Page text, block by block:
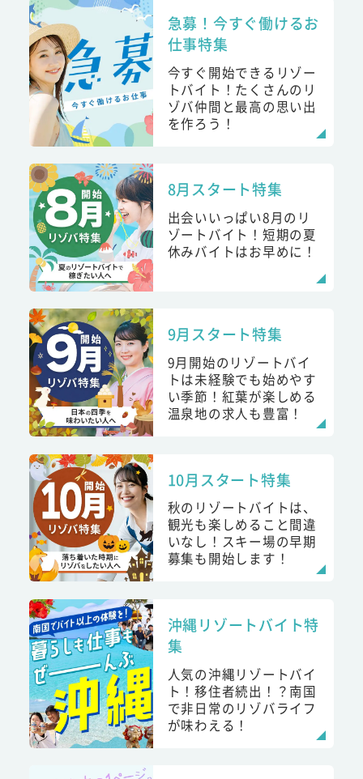
急募！今すぐ働けるお
仕事特集
今すぐ開始できるリゾー
トバイト！たくさんのリ
ゾバ仲間と最高の思い出
を作ろう！
8月スタート特集
出会いいっぱい8月のリ
ゾートバイト！短期の夏
休みバイトはお早めに！
9月スタート特集
9月開始のリゾートバイ
トは未経験でも始めやす
い季節！紅葉が楽しめる
温泉地の求人も豊富！
10月スタート特集
秋のリゾートバイトは、
観光も楽しめること間違
いなし！スキー場の早期
募集も開始します！
沖縄リゾートバイト特
集
人気の沖縄リゾートバイ
ト！移住者続出！？南国
で非日常のリゾバライフ
が味わえる！